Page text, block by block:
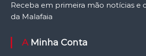
Receba em primeira mão notícias e
da Malafaia
A Minha Conta